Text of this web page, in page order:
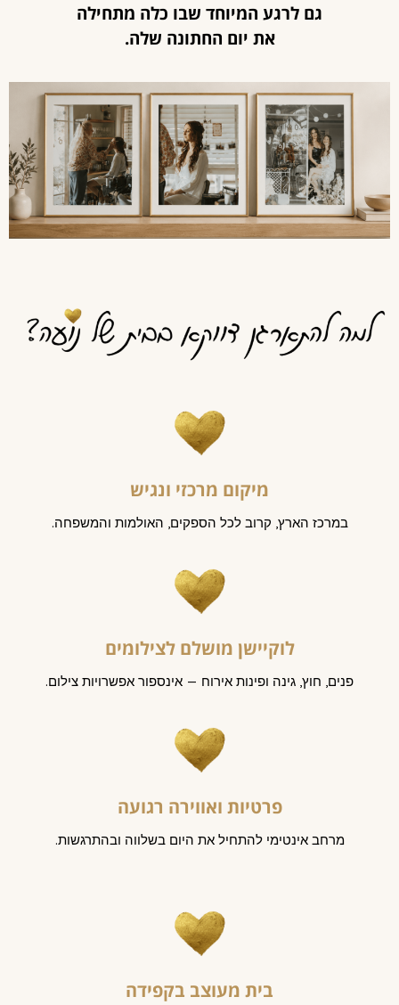
גם לרגע המיוחד שבו כלה מתחילה
את יום החתונה שלה.
מיקום מרכזי ונגיש
במרכז הארץ, קרוב לכל הספקים, האולמות והמשפחה.
לוקיישן מושלם לצילומים
פנים, חוץ, גינה ופינות אירוח — אינספור אפשרויות צילום.
פרטיות ואווירה רגועה
מרחב אינטימי להתחיל את היום בשלווה ובהתרגשות.
בית מעוצב בקפידה